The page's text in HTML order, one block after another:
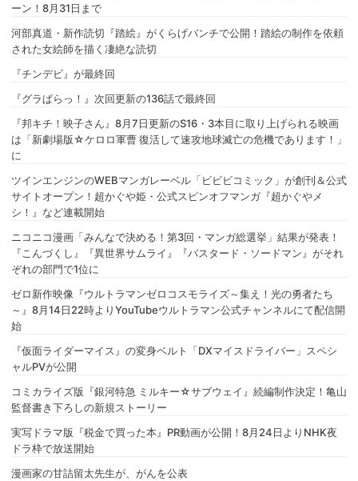
ーン！8月31日まで
河部真道・新作読切『踏絵』がくらげバンチで公開！踏絵の制作を依頼
された女絵師を描く凄絶な読切
『チンデビ』が最終回
『グラぱらっ！』次回更新の136話で最終回
『邦キチ！映子さん』8月7日更新のS16・3本目に取り上げられる映画
は「新劇場版☆ケロロ軍曹 復活して速攻地球滅亡の危機であります！」
に
ツインエンジンのWEBマンガレーベル「ビビビコミック」が創刊＆公式
サイトオープン！超かぐや姫・公式スピンオフマンガ『超かぐやメ
シ！』など連載開始
ニコニコ漫画「みんなで決める！第3回・マンガ総選挙」結果が発表！
『こんづくし』『異世界サムライ』『バスタード・ソードマン』がそれ
ぞれの部門で1位に
ゼロ新作映像『ウルトラマンゼロコスモライズ～集え！光の勇者たち
～』8月14日22時よりYouTubeウルトラマン公式チャンネルにて配信開
始
『仮面ライダーマイス』の変身ベルト「DXマイスドライバー」スペシ
ャルPVが公開
コミカライズ版『銀河特急 ミルキー☆サブウェイ』続編制作決定！亀山
監督書き下ろしの新規ストーリー
実写ドラマ版『税金で買った本』PR動画が公開！8月24日よりNHK夜
ドラ枠で放送開始
漫画家の甘詰留太先生が、がんを公表